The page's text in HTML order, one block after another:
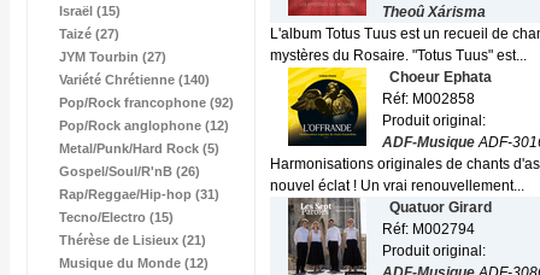
Israël (15)
Taizé (27)
JYM Tourbin (27)
Variété Chrétienne (140)
Pop/Rock francophone (92)
Pop/Rock anglophone (12)
Metal/Punk/Hard Rock (5)
Gospel/Soul/R'nB (26)
Rap/Reggae/Hip-hop (31)
Tecno/Electro (15)
Thérèse de Lisieux (21)
Musique du Monde (12)
Theoû Xárisma
L'album Totus Tuus est un recueil de
mystères du Rosaire. "Totus Tuus" est...
Choeur Ephata
Réf: M002858
Produit original:
ADF-MusiqueADF-
Harmonisations originales de chants
nouvel éclat ! Un vrai renouvellement...
Quatuor Girard
Réf: M002794
Produit original: